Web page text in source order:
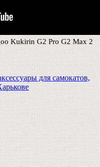
Kukirin G2 Pro G2 Max 2
для самокатов,